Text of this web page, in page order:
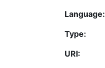
Language:
Type:
URI: